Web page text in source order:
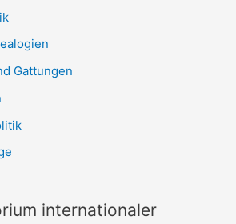
Gattungen
internationaler